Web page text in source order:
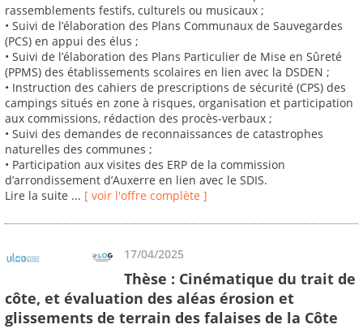
rassemblements festifs, culturels ou musicaux ;
• Suivi de l’élaboration des Plans Communaux de Sauvegardes
(PCS) en appui des élus ;
• Suivi de l’élaboration des Plans Particulier de Mise en Sûreté
(PPMS) des établissements scolaires en lien avec la DSDEN ;
• Instruction des cahiers de prescriptions de sécurité (CPS) des
campings situés en zone à risques, organisation et participation
aux commissions, rédaction des procès-verbaux ;
• Suivi des demandes de reconnaissances de catastrophes
naturelles des communes ;
• Participation aux visites des ERP de la commission
d’arrondissement d’Auxerre en lien avec le SDIS.
Lire la suite ... [ voir l'offre complète ]
17/04/2025
Thèse : Cinématique du trait de
côte, et évaluation des aléas érosion et
glissements de terrain des falaises de la Côte